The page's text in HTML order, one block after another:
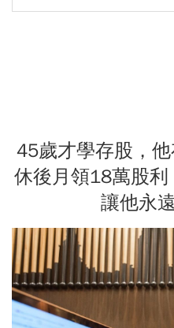
45歲才學存股，
休後月領18萬股利
讓他永